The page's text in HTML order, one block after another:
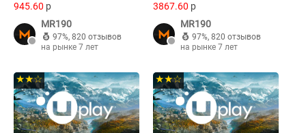
945.60 p
MR190
97%, 820 отзывов
на рынке 7 лет
3867.60 p
MR190
97%, 820 отзывов
на рынке 7 лет
★★☆ ★★☆